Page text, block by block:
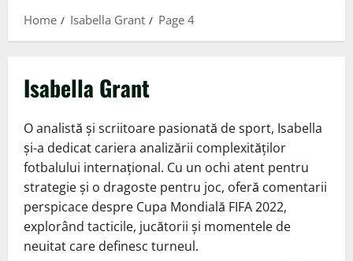
Home Isabella Grant Page 4
Isabella Grant
O analistă și scriitoare pasionată de sport, Isabella
și-a dedicat cariera analizării complexităților
fotbalului internațional. Cu un ochi atent pentru
strategie și o dragoste pentru joc, oferă comentarii
perspicace despre Cupa Mondială FIFA 2022,
explorând tacticile, jucătorii și momentele de
neuitat care definesc turneul.